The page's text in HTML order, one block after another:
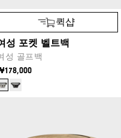
퀵샵
성 포켓 벨트백
성 골프백